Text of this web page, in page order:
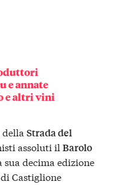
e annate
e altri vini
dellaStrada del
assoluti ilBarolo
sua decima edizione
di Castiglione